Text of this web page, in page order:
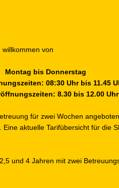
willkommen von
Montag bis Donnerstag
08:30 Uhr bis 11.45
8.30 bis 12.00 Uhr
für zwei Wochen
aktuelle Tarifübersicht für die
und 4 Jahren mit zwei